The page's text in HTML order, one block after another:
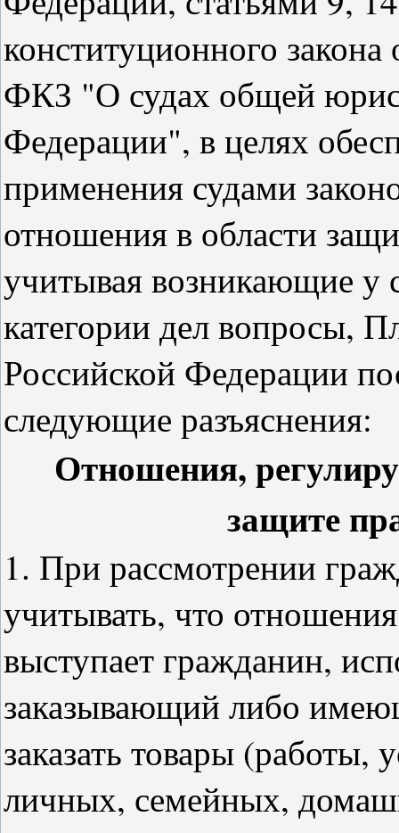
конституционного
ФКЗ "О судах общей
Федерации", в целях
применения судами
отношения в области
учитывая возникающие у
категории дел вопросы,
Российской Федерации
следующие разъяснения:
Отношения,
защите
1. При рассмотрении
учитывать, что
выступает гражданин,
заказывающий либо
заказать товары (работы,
личных, семейных,